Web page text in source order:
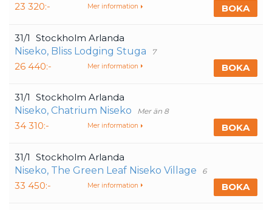
23 320:- BOKA
Mer information
31/1 Stockholm Arlanda
Niseko, Bliss Lodging Stuga
7
26 440:- BOKA
Mer information
31/1 Stockholm Arlanda
Niseko, Chatrium Niseko
Mer än 8
34 310:- BOKA
Mer information
31/1 Stockholm Arlanda
Niseko, The Green Leaf Niseko Village
6
33 450:- BOKA
Mer information